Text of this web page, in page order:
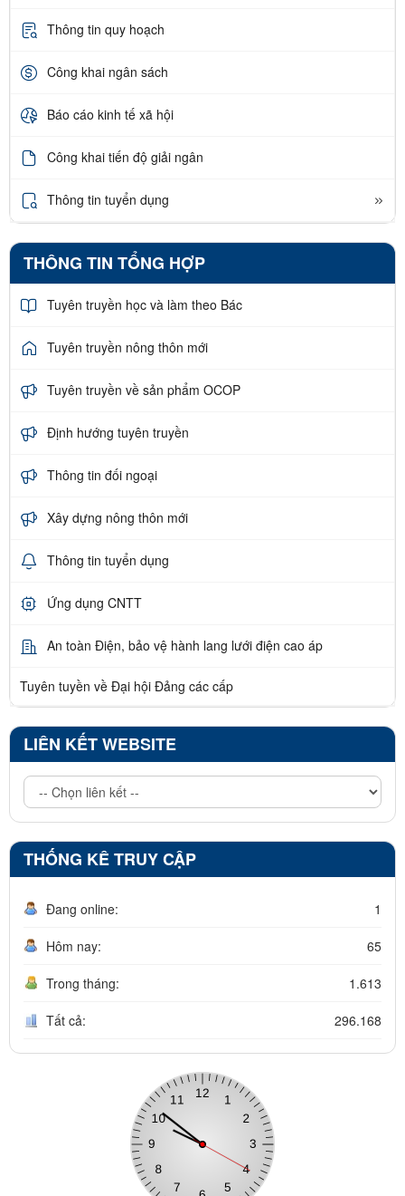
Thông tin quy hoạch
Công khai ngân sách
Báo cáo kinh tế xã hội
Công khai tiến độ giải ngân
Thông tin tuyển dụng
THÔNG TIN TỔNG HỢP
Tuyên truyền học và làm theo Bác
Tuyên truyền nông thôn mới
Tuyên truyền về sản phẩm OCOP
Định hướng tuyên truyền
Thông tin đối ngoại
Xây dựng nông thôn mới
Thông tin tuyển dụng
Ứng dụng CNTT
An toàn Điện, bảo vệ hành lang lưới điện cao áp
Tuyên tuyền về Đại hội Đảng các cấp
LIÊN KẾT WEBSITE
THỐNG KÊ TRUY CẬP
Đang online: 1
Hôm nay: 65
Trong tháng: 1.613
Tất cả: 296.168